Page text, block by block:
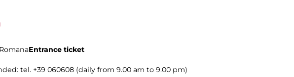
Entrance ticket
tel. +39 060608 (daily from 9.00 am to 9.00 pm)